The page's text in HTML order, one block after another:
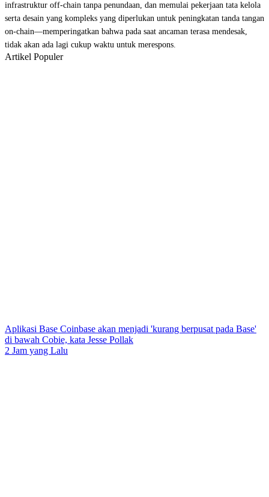
infrastruktur off-chain tanpa penundaan, dan memulai pekerjaan tata kelola
serta desain yang kompleks yang diperlukan untuk peningkatan tanda tangan
on-chain—memperingatkan bahwa pada saat ancaman terasa mendesak,
tidak akan ada lagi cukup waktu untuk merespons.
Artikel Populer
Aplikasi Base Coinbase akan menjadi 'kurang berpusat pada Base'
di bawah Cobie, kata Jesse Pollak
2 Jam yang Lalu